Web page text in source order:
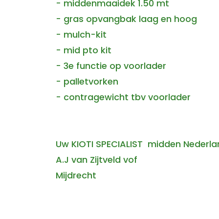
- middenmaaidek 1.50 mt
- gras opvangbak laag en hoog
- mulch-kit
- mid pto kit
- 3e functie op voorlader
- palletvorken
- contragewicht tbv voorlader
Uw KIOTI SPECIALIST midden
A.J van Zijtveld vof
Mijdrecht